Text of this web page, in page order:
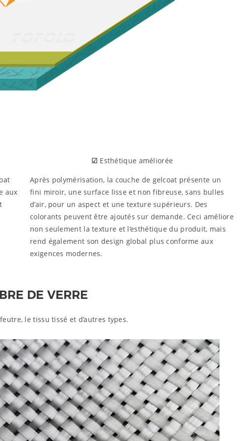
aux
☑ Esthétique améliorée
Après polymérisation, la couche de gelcoat présente un
fini miroir, une surface lisse et non fibreuse, sans bulles
d’air, pour un aspect et une texture supérieurs. Des
colorants peuvent être ajoutés sur demande. Ceci améliore
non seulement la texture et l’esthétique du produit, mais
rend également son design global plus conforme aux
exigences modernes.
DE VERRE
le tissu tissé et d’autres types.